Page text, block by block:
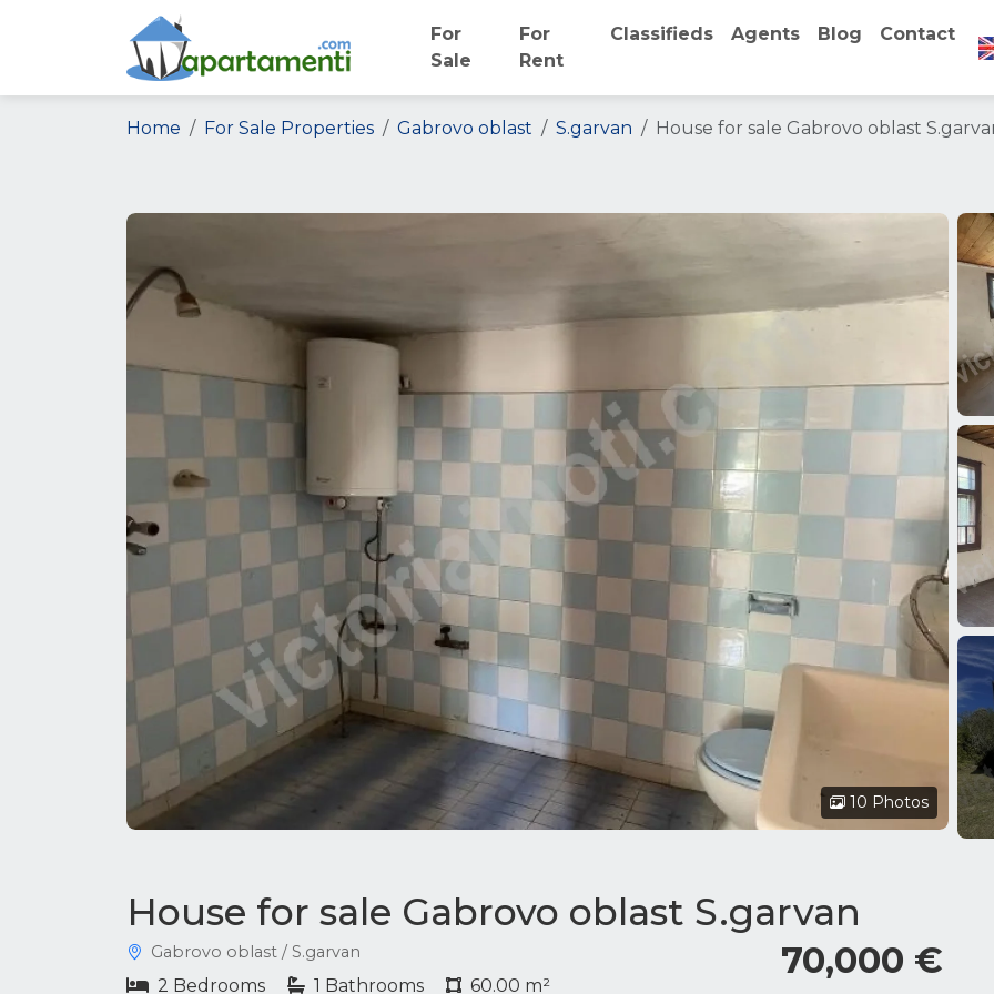
For
Sale
For
Rent
Classifieds Agents Blog Contact
Home For Sale Properties Gabrovo oblast S.garvan House for sale Gabrovo oblast
10 Photos
House for sale Gabrovo oblast S.garvan
70,000 €
Gabrovo oblast / S.garvan
2 Bedrooms 1 Bathrooms 60.00 m²